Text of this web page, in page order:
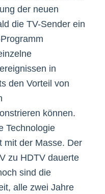
der neuen
die TV-Sender ein
in
den Vorteil von
können.
Technologie
mit der Masse. Der
zu HDTV dauerte
sind die
alle zwei Jahre